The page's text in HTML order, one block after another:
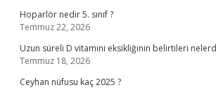
Hoparlör nedir 5. sınıf ?
Temmuz 22, 2026
Uzun süreli D vitamini eksikliğinin belirtileri
Temmuz 18, 2026
Ceyhan nüfusu kaç 2025 ?